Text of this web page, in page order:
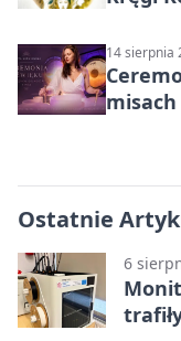
14 sierpnia
misach
Ostatnie
6